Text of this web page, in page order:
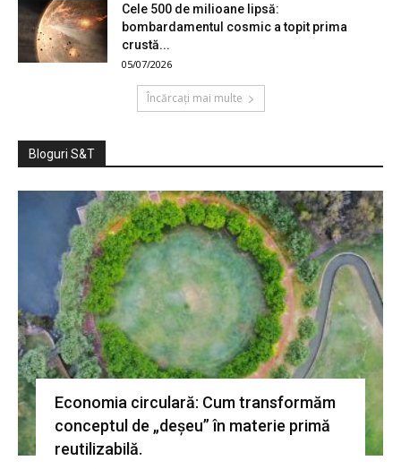
Cele 500 de milioane lipsă:
bombardamentul cosmic a topit prima
crustă...
05/07/2026
Încărcați mai multe
Bloguri S&T
Economia circulară: Cum transformăm
conceptul de „deșeu” în materie primă
reutilizabilă.